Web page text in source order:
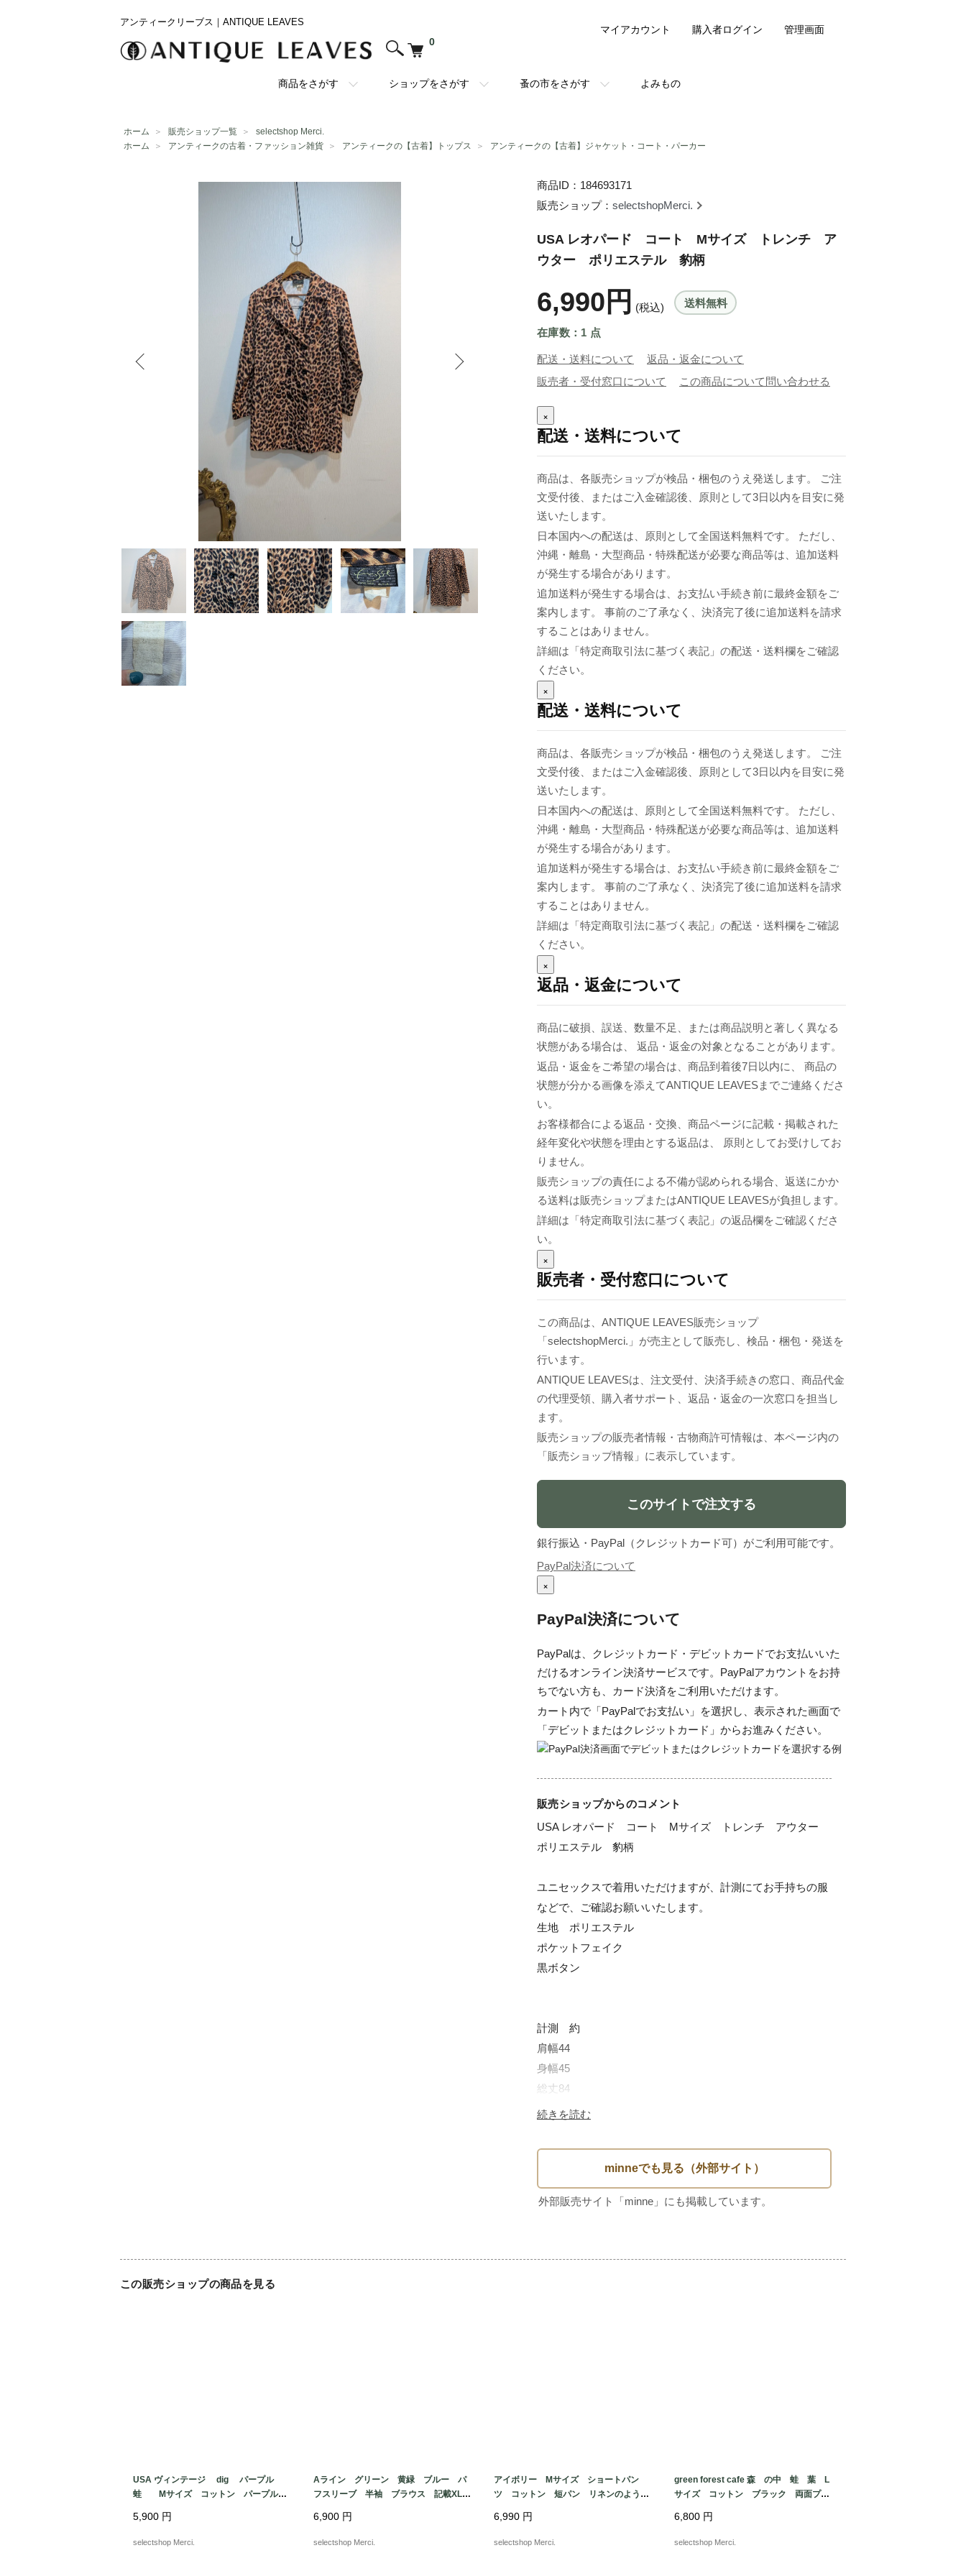
アンティークリーブス｜ANTIQUE LEAVES
0
商品をさがす ショップをさがす 蚤の市をさがす よみもの
マイアカウント 購入者ログイン 管理画面
ホーム ＞ 販売ショップ一覧 ＞
selectshop Merci.
ホーム
＞ アンティークの古着・ファッション雑貨 ＞ アンティークの【古着】トップス ＞ アンティークの【古着】ジャケット・コート・パーカー
商品ID：184693171
販売ショップ： selectshopMerci.
USA レオパード コート Mサイズ トレンチ ア
ウター ポリエステル 豹柄
6,990円 (税込) 送料無料
在庫数：1 点
配送・送料について
返品・返金について
販売者・受付窓口について
この商品について問い合わせる
×
配送・送料について
商品は、各販売ショップが検品・梱包のうえ発送します。 ご注
文受付後、またはご入金確認後、原則として3日以内を目安に発
送いたします。
日本国内への配送は、原則として全国送料無料です。 ただし、
沖縄・離島・大型商品・特殊配送が必要な商品等は、追加送料
が発生する場合があります。
追加送料が発生する場合は、お支払い手続き前に最終金額をご
案内します。 事前のご了承なく、決済完了後に追加送料を請求
することはありません。
詳細は「特定商取引法に基づく表記」の配送・送料欄をご確認
ください。
×
配送・送料について
商品は、各販売ショップが検品・梱包のうえ発送します。 ご注
文受付後、またはご入金確認後、原則として3日以内を目安に発
送いたします。
日本国内への配送は、原則として全国送料無料です。 ただし、
沖縄・離島・大型商品・特殊配送が必要な商品等は、追加送料
が発生する場合があります。
追加送料が発生する場合は、お支払い手続き前に最終金額をご
案内します。 事前のご了承なく、決済完了後に追加送料を請求
することはありません。
詳細は「特定商取引法に基づく表記」の配送・送料欄をご確認
ください。
×
返品・返金について
商品に破損、誤送、数量不足、または商品説明と著しく異なる
状態がある場合は、 返品・返金の対象となることがあります。
返品・返金をご希望の場合は、商品到着後7日以内に、 商品の
状態が分かる画像を添えてANTIQUE LEAVESまでご連絡くださ
い。
お客様都合による返品・交換、商品ページに記載・掲載された
経年変化や状態を理由とする返品は、 原則としてお受けしてお
りません。
販売ショップの責任による不備が認められる場合、返送にかか
る送料は販売ショップまたはANTIQUE LEAVESが負担します。
詳細は「特定商取引法に基づく表記」の返品欄をご確認くださ
い。
×
販売者・受付窓口について
この商品は、ANTIQUE LEAVES販売ショップ
「selectshopMerci.」が売主として販売し、検品・梱包・発送を
行います。
ANTIQUE LEAVESは、注文受付、決済手続きの窓口、商品代金
の代理受領、購入者サポート、返品・返金の一次窓口を担当し
ます。
販売ショップの販売者情報・古物商許可情報は、本ページ内の
「販売ショップ情報」に表示しています。
このサイトで注文する
銀行振込・PayPal（クレジットカード可）がご利用可能です。
PayPal決済について
×
PayPal決済について
PayPalは、クレジットカード・デビットカードでお支払いいた
だけるオンライン決済サービスです。PayPalアカウントをお持
ちでない方も、カード決済をご利用いただけます。
カート内で「PayPalでお支払い」を選択し、表示された画面で
「デビットまたはクレジットカード」からお進みください。
販売ショップからのコメント
USA レオパード　コート　Mサイズ　トレンチ　アウター
ポリエステル　豹柄
ユニセックスで着用いただけますが、計測にてお手持ちの服
などで、ご確認お願いいたします。
生地　ポリエステル
ポケットフェイク
黒ボタン
計測　約
肩幅44
身幅45
総丈84
袖丈57
目立ったダメージはありませんが古着のため　ご理解のある
方ご検討お願い致します。
続きを読む
この販売ショップの商品を見る
USA ヴィンテージ dig パープル
蛙 Mサイズ コットン パープル
ャツ USA
5,900 円
selectshop Merci.
Aライン グリーン 黄緑 ブルー パ
フスリーブ 半袖 ブラウス 記載XL
柄
6,900 円
selectshop Merci.
アイボリー Mサイズ ショートパン
ツ コットン 短パン リネンのような
e in TURKEY
6,990 円
selectshop Merci.
green forest cafe 森 の中 蛙 葉 L
サイズ コットン ブラック 両面プリ
c made in MEXICO
6,800 円
selectshop Merci.